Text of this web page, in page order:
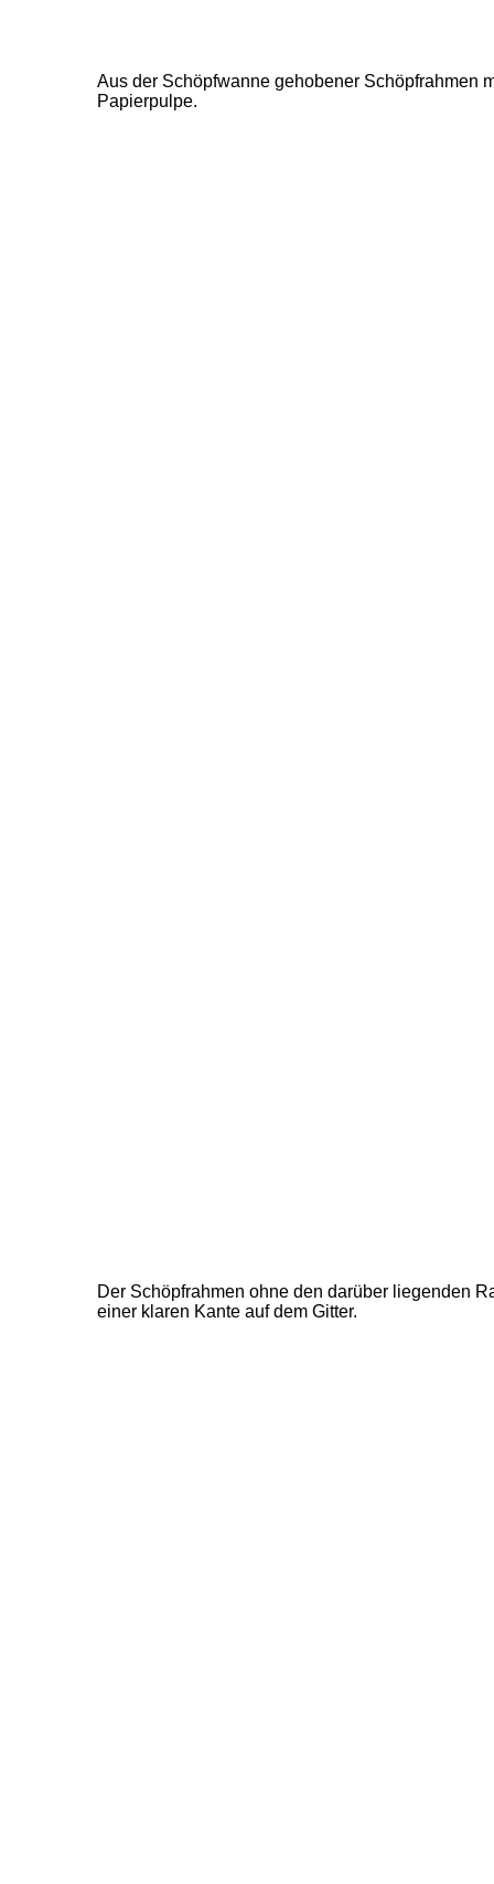
Aus der Schöpfwanne gehobener Schöpfrahmen
Papierpulpe.
Der Schöpfrahmen ohne den darüber liegenden
einer klaren Kante auf dem Gitter.